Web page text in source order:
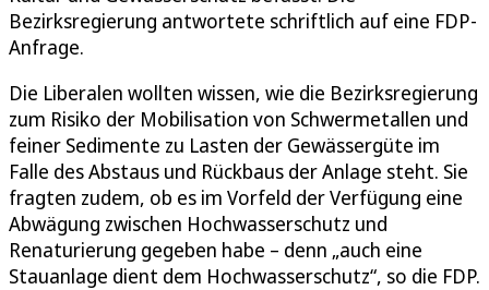
Bezirksregierung antwortete schriftlich auf eine FDP-
Anfrage.
Die Liberalen wollten wissen, wie die Bezirksregierung
zum Risiko der Mobilisation von Schwermetallen und
feiner Sedimente zu Lasten der Gewässergüte im
Falle des Abstaus und Rückbaus der Anlage steht. Sie
fragten zudem, ob es im Vorfeld der Verfügung eine
Abwägung zwischen Hochwasserschutz und
Renaturierung gegeben habe – denn „auch eine
Stauanlage dient dem Hochwasserschutz“, so die FDP.